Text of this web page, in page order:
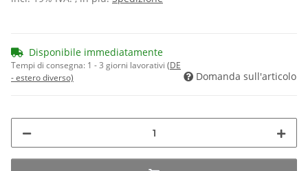
Disponibile immediatamente
Tempi di consegna: 1 - 3 giorni lavorativi (DE
- estero diverso)
Domanda sull'articolo